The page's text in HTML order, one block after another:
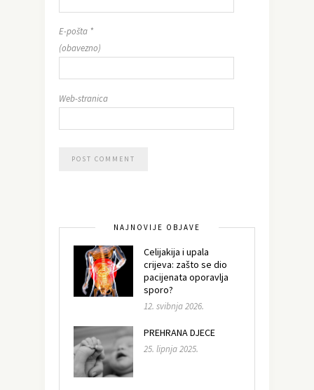
E-pošta *
(obavezno)
Web-stranica
NAJNOVIJE OBJAVE
Celijakija i upala
crijeva: zašto se dio
pacijenata oporavlja
sporo?
12. svibnja 2026.
PREHRANA DJECE
25. lipnja 2025.